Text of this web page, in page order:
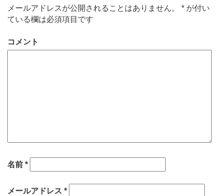
メールアドレスが公開されることはありません。 * が付い
ている欄は必須項目です
コメント
名前 *
メールアドレス *